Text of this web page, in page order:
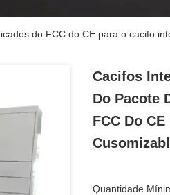
do FCC do CE para o cacifo
Cacifos
Do Pacote
FCC Do
Quantidade